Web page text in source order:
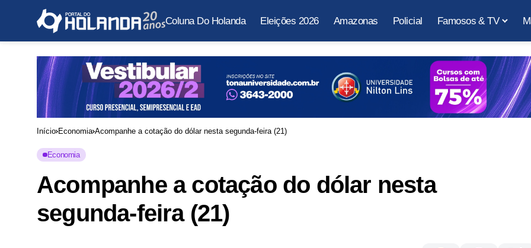
Coluna Do Holanda Eleições 2026 Amazonas Policial Famosos & TV
Início Economia Acompanhe a cotação do dólar nesta segunda-feira (21)
Economia
Acompanhe a cotação do dólar nesta
segunda-feira (21)